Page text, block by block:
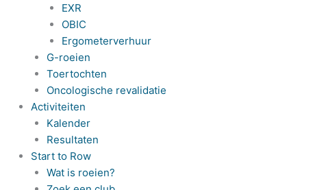
EXR
OBIC
Ergometerverhuur
G-roeien
Toertochten
Oncologische revalidatie
Activiteiten
Kalender
Resultaten
Start to Row
Wat is roeien?